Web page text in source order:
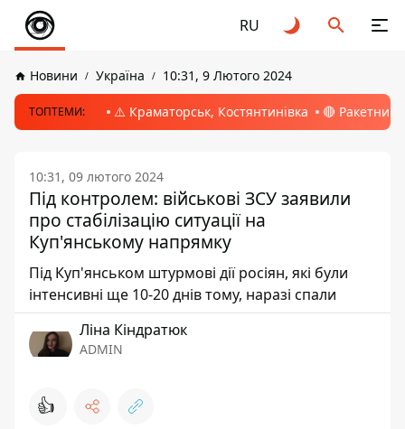
RU
Новини Україна 10:31, 9 Лютого 2024
ТОПТЕМИ: ⚠️ Краматорськ, Костянтинівка 🔴 Ракетний
10:31, 09 лютого 2024
Під контролем: військові ЗСУ заявили
про стабілізацію ситуації на
Куп'янському напрямку
Під Куп'янськом штурмові дії росіян, які були
інтенсивні ще 10-20 днів тому, наразі спали
Ліна Кіндратюк
ADMIN
👍